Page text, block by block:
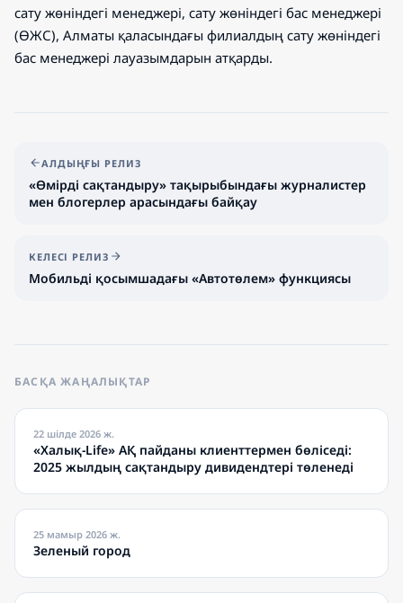
сату жөніндегі менеджері, сату жөніндегі бас менеджері
(ӨЖС), Алматы қаласындағы филиалдың сату жөніндегі
бас менеджері лауазымдарын атқарды.
АЛДЫҢҒЫ РЕЛИЗ
«Өмірді сақтандыру» тақырыбындағы журналистер
мен блогерлер арасындағы байқау
КЕЛЕСІ РЕЛИЗ
Мобильді қосымшадағы «Автотөлем» функциясы
БАСҚА ЖАҢАЛЫҚТАР
22 шілде 2026 ж.
«Халық-Life» АҚ пайданы клиенттермен бөліседі:
2025 жылдың сақтандыру дивидендтері төленеді
25 мамыр 2026 ж.
Зеленый город